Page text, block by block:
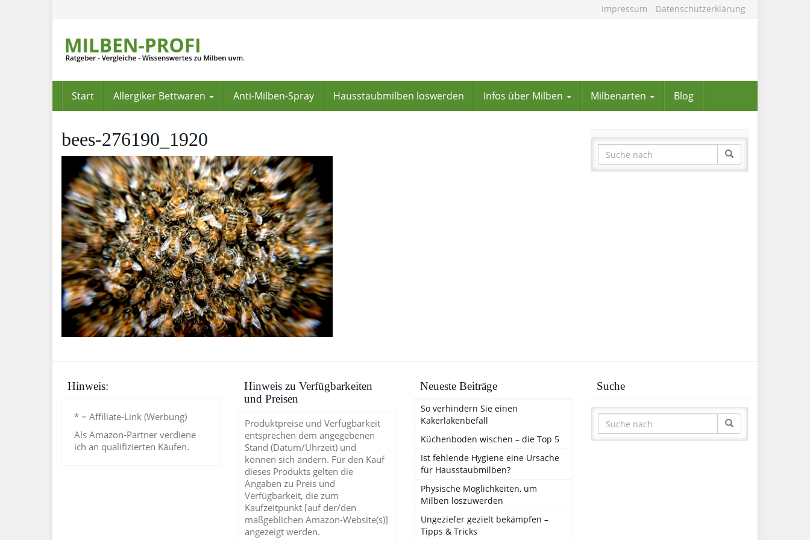
Impressum Datenschutzerklärung
Start Allergiker Bettwaren Anti-Milben-Spray Hausstaubmilben loswerden Infos über Milben Milbenarten Blog
bees-276190_1920
Hinweis:
* = Affiliate-Link (Werbung)
Als Amazon-Partner verdiene
ich an qualifizierten Käufen.
Hinweis zu Verfügbarkeiten
und Preisen
Produktpreise und Verfügbarkeit
entsprechen dem angegebenen
Stand (Datum/Uhrzeit) und
können sich ändern. Für den Kauf
dieses Produkts gelten die
Angaben zu Preis und
Verfügbarkeit, die zum
Kaufzeitpunkt [auf der/den
maßgeblichen Amazon-Website(s)]
angezeigt werden.
Neueste Beiträge
So verhindern Sie einen
Kakerlakenbefall
Küchenboden wischen – die Top 5
Ist fehlende Hygiene eine Ursache
für Hausstaubmilben?
Physische Möglichkeiten, um
Milben loszuwerden
Ungeziefer gezielt bekämpfen –
Tipps & Tricks
Suche